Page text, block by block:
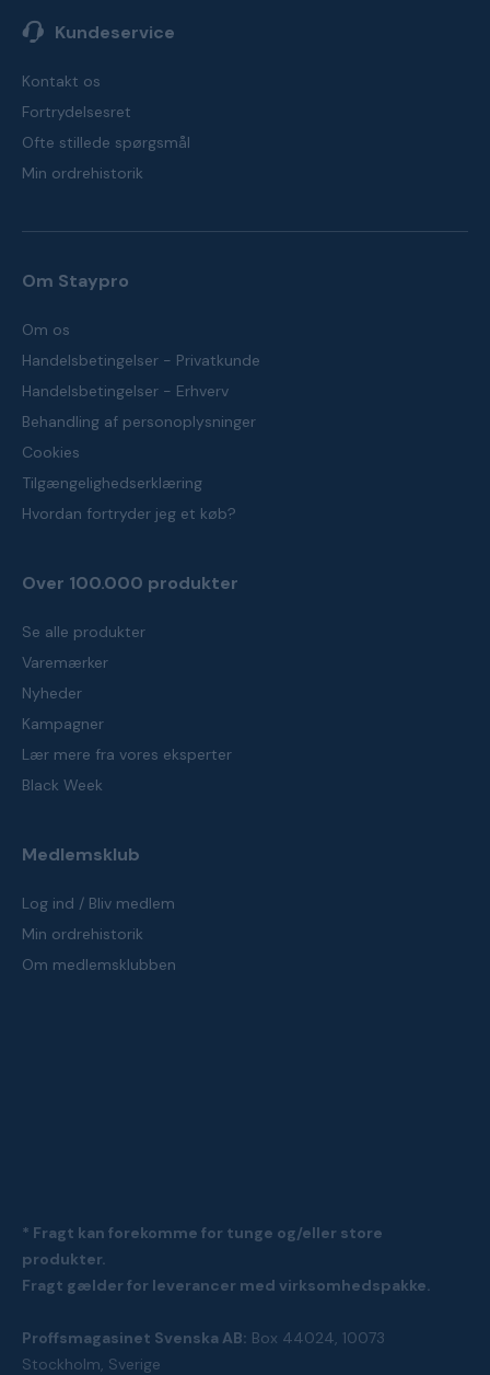
Kundeservice
Kontakt os
Fortrydelsesret
Ofte stillede spørgsmål
Min ordrehistorik
Om Staypro
Om os
Handelsbetingelser - Privatkunde
Handelsbetingelser - Erhverv
Behandling af personoplysninger
Cookies
Tilgængelighedserklæring
Hvordan fortryder jeg et køb?
Over 100.000 produkter
Se alle produkter
Varemærker
Nyheder
Kampagner
Lær mere fra vores eksperter
Black Week
Medlemsklub
Log ind / Bliv medlem
Min ordrehistorik
Om medlemsklubben
* Fragt kan forekomme for tunge og/eller store
produkter.
Fragt gælder for leverancer med virksomhedspakke.
Proffsmagasinet Svenska AB: Box 44024, 10073
Stockholm, Sverige